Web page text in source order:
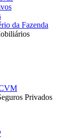
da Fazenda
Privados